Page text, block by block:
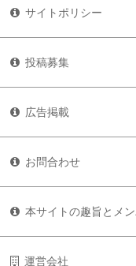
サイトポリシー
投稿募集
広告掲載
お問合わせ
本サイトの趣旨とメ
運営会社